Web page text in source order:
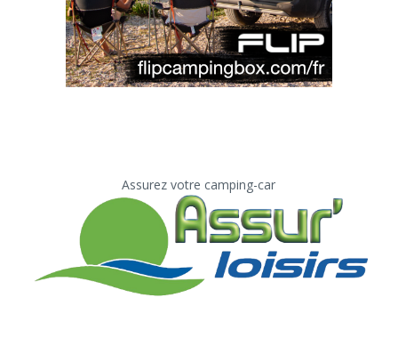
Assurez votre camping-car